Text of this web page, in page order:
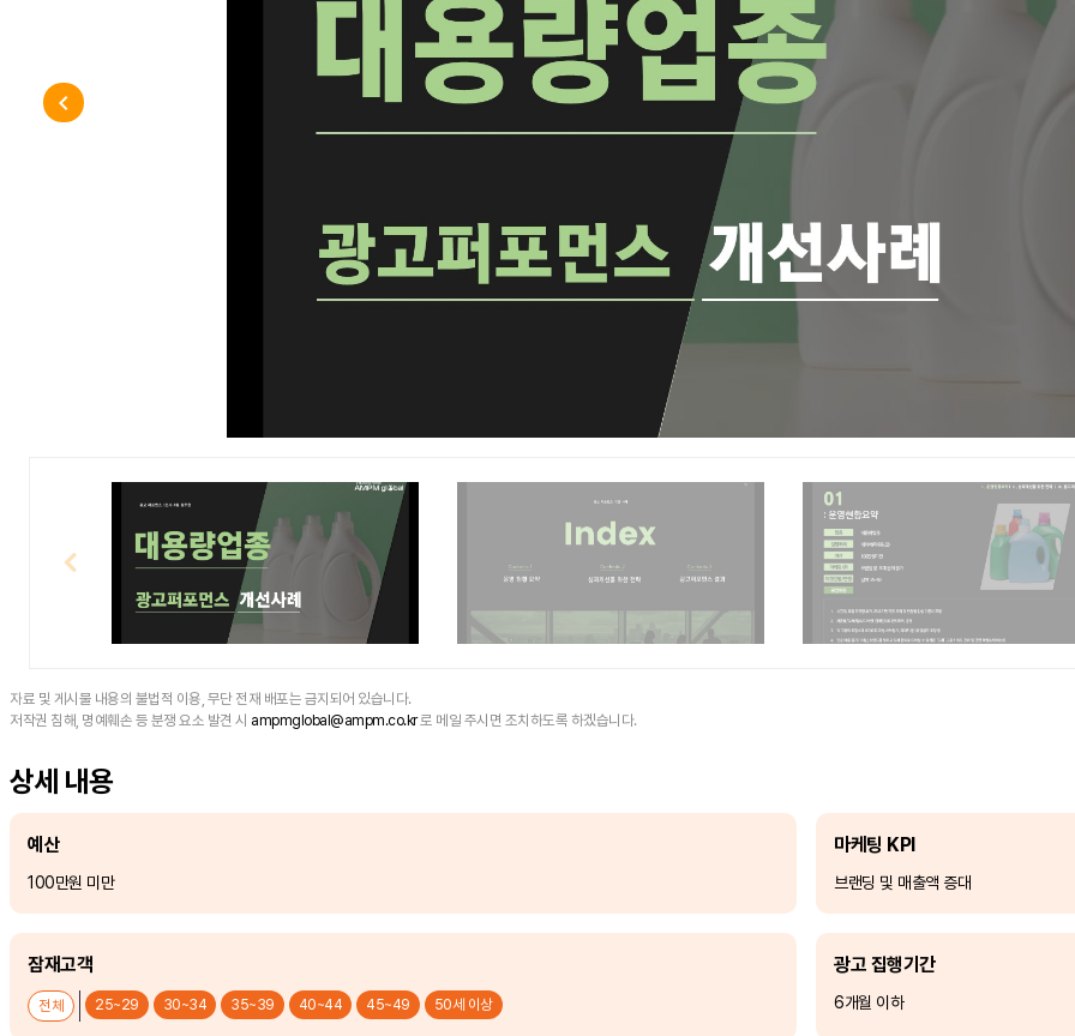
자료 및 게시물 내용의 불법적 이용, 무단 전재 배포는 금지되어 있습니다.
저작권 침해, 명예훼손 등 분쟁 요소 발견 시 ampmglobal@ampm.co.kr로 메일 주시면 조치하도록 하겠습니다.
상세 내용
예산
100만원 미만
마케팅 KPI
브랜딩 및 매출액 증대
잠재고객
전체 25~29 30~34 35~39 40~44 45~49 50세 이상
광고 집행기간
6개월 이하